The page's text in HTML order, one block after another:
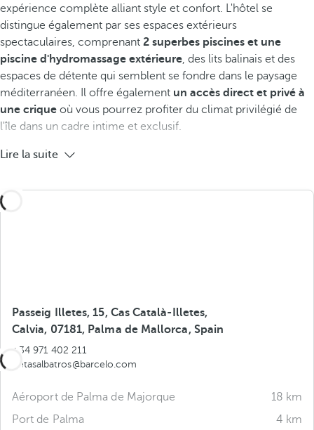
expérience complète alliant style et confort. L'hôtel se
distingue également par ses espaces extérieurs
spectaculaires, comprenant 2 superbes piscines et une
piscine d'hydromassage extérieure, des lits balinais et des
espaces de détente qui semblent se fondre dans le paysage
méditerranéen. Il offre également un accès direct et privé à
une crique où vous pourrez profiter du climat privilégié de
l'île dans un cadre intime et exclusif.
Lire la suite
Passeig Illetes, 15, Cas Català-Illetes,
Calvia, 07181, Palma de Mallorca, Spain
+34 971 402 211
illetasalbatros@barcelo.com
Aéroport de Palma de Majorque
18 km
Port de Palma
4 km